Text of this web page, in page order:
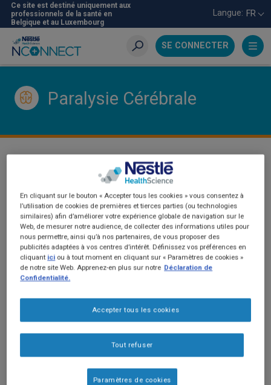
Aller
au
contenu
principal
Ce site est destiné uniquement aux
professionnels de la santé en
Belgique et au Luxembourg
Langue: FR
SE CONNECTER
Recherche
Paralysie Cérébrale
PARALYSIE CÉRÉBRALE
Publications Scientifiques
Troubles métaboliques et gastro-
intestinaux dans la PC
En cliquant sur le bouton « Accepter tous les cookies » vous consentez à
l’utilisation de cookies de premières et tierces parties (ou technologies
similaires) afin d’améliorer votre expérience globale de navigation sur le
Web, de mesurer notre audience, de collecter des informations utiles pour
nous permettre, ainsi qu’à nos partenaires, de vous proposer des
publicités adaptées à vos centres d’intérêt. Définissez vos préférences en
cliquant ici ou à tout moment en cliquant sur « Paramètres de cookies »
de notre site Web. Apprenez-en plus sur notre Déclaration de
Confidentialité.
Tout refuser
Accepter tous les cookies
Paramètres de cookies